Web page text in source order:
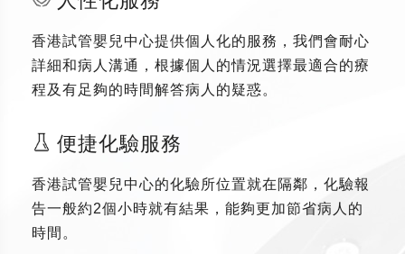
香港試管嬰兒中心提供個人化的服務，我們會耐心
詳細和病人溝通，根據個人的情況選擇最適合的療
程及有足夠的時間解答病人的疑惑。
便捷化驗服務
香港試管嬰兒中心的化驗所位置就在隔鄰，化驗報
告一般約2個小時就有結果，能夠更加節省病人的
時間。